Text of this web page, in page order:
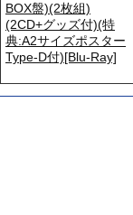
BOX盤)(2枚組)
(2CD+グッズ付)(特
典:A2サイズポスター
Type-D付)[Blu-Ray]